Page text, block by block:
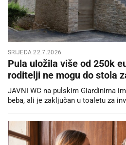
SRIJEDA 22.7.2026.
Pula uložila više od 250k
roditelji ne mogu do stola
JAVNI WC na pulskim Giardinima
beba, ali je zaključan u toaletu za